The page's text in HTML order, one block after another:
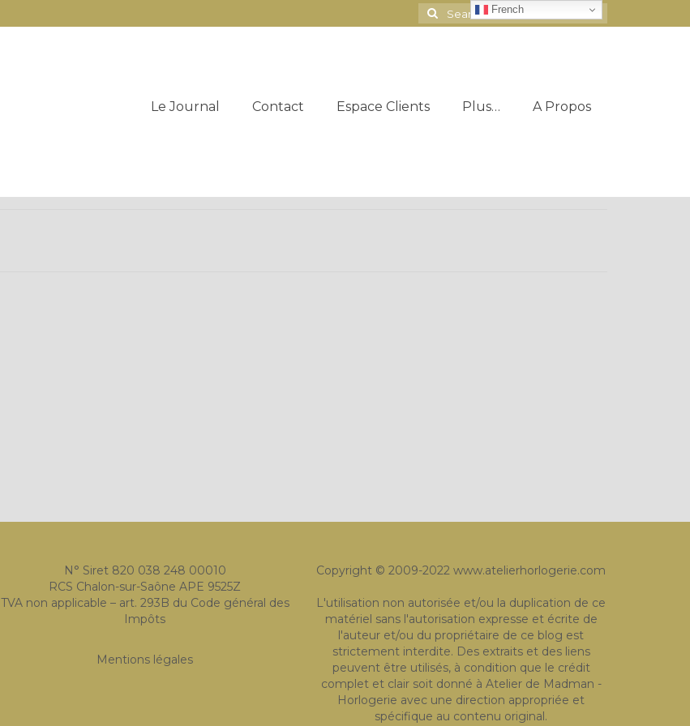
Search
for:
Le Journal Contact Espace Clients Plus… A Propos
N° Siret 820 038 248 00010
RCS Chalon-sur-Saône APE 9525Z
TVA non applicable – art. 293B du Code général des
Impôts
Mentions légales
Copyright © 2009-2022 www.atelierhorlogerie.com
L'utilisation non autorisée et/ou la duplication de ce
matériel sans l'autorisation expresse et écrite de
l'auteur et/ou du propriétaire de ce blog est
strictement interdite. Des extraits et des liens
peuvent être utilisés, à condition que le crédit
complet et clair soit donné à Atelier de Madman -
Horlogerie avec une direction appropriée et
spécifique au contenu original.
French